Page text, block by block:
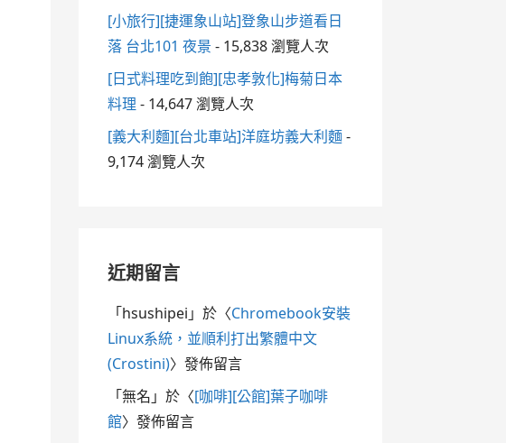
[小旅行][捷運象山站]登象山步道看日
落 台北101 夜景 - 15,838 瀏覽人次
[日式料理吃到飽][忠孝敦化]梅菊日本
料理 - 14,647 瀏覽人次
[義大利麵][台北車站]洋庭坊義大利麵-
9,174 瀏覽人次
近期留言
「hsushipei 」於〈Chromebook安裝
Linux系統，並順利打出繁體中文
(Crostini)〉發佈留言
「無名 」於〈[咖啡][公館]葉子咖啡
館〉發佈留言